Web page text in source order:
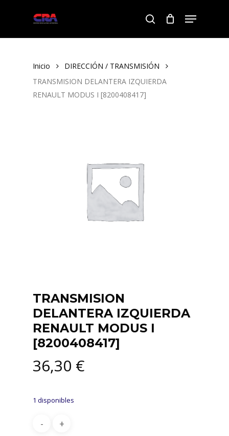
search
Menu
Inicio
DIRECCIÓN / TRANSMISIÓN
TRANSMISION DELANTERA IZQUIERDA
RENAULT MODUS I [8200408417]
TRANSMISION
DELANTERA IZQUIERDA
RENAULT MODUS I
[8200408417]
36,30 €
1 disponibles